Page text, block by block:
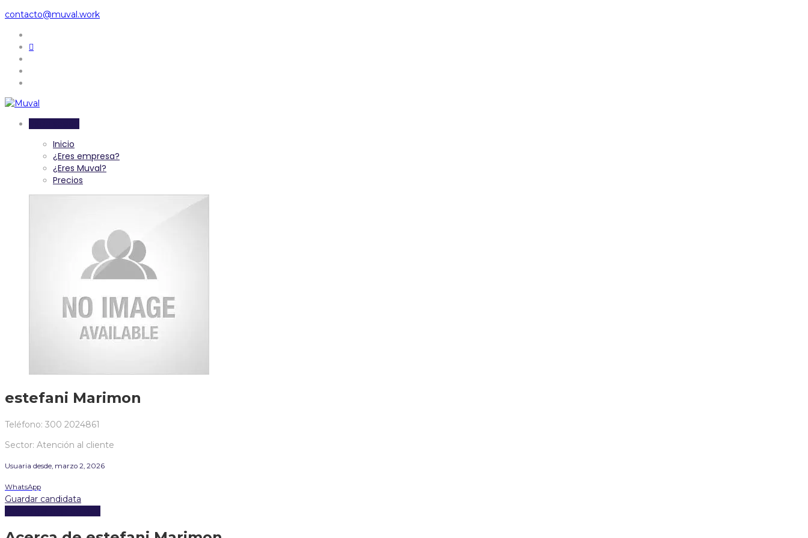
contacto@muval.work
Inicio
¿Eres empresa?
¿Eres Muval?
Precios
estefani Marimon
Teléfono: 300 2024861
Sector: Atención al cliente
Usuaria desde, marzo 2, 2026
WhatsApp
Guardar candidata